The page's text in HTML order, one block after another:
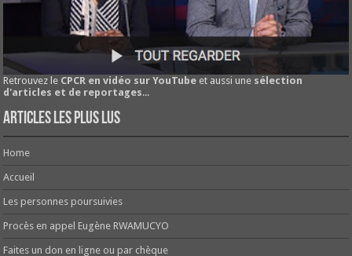
Retrouvez le CPCR en vidéo sur YouTube et aussi une sélection
d'articles et de reportages...
Articles les plus lus
Home
Accueil
Les personnes poursuivies
Procès en appel Eugène RWAMUCYO
Faites un don en ligne ou par chèque